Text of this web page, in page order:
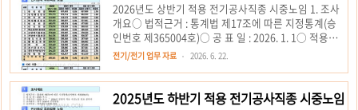
2026년도 상반기 적용 전기공사직종 시중노임 1. 조사
개요○ 법적근거 : 통계법 제17조에 따른 지정통계(승
인번호 제365004호)○ 공 표 일 : 2026. 1. 1○ 적용기
간 : 2026. 1. 1 ～ 2026년 하반기 적용 시중노임 발표
전까지○ 조사범위 : 전국 2,000개 건설현장○ 조사직
종 : 건설관련 132개 직종 2. 전기공사 주요직종 노임 순
번직 종 명2026년상반기 적용전반기 대비전년 동기 대
전기/전기 업무 자료 2026. 6. 22.
2025년도 하반기 적용 전기공사직종 시중노임